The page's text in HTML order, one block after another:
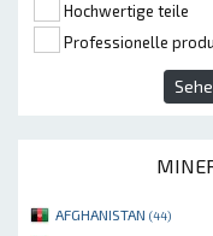
Hochwertige teile
Professionelle
AFGHANISTAN (44)